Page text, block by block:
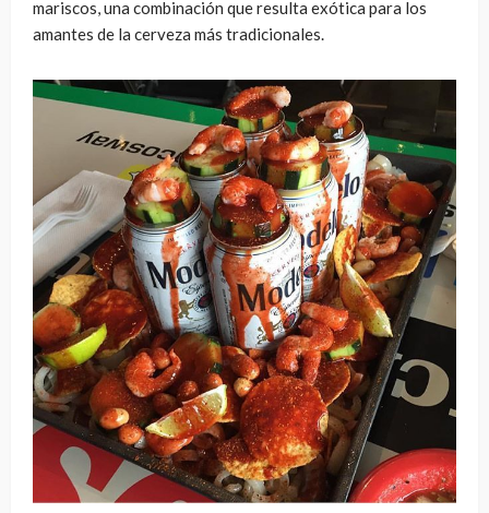
mariscos, una combinación que resulta exótica para los
amantes de la cerveza más tradicionales.